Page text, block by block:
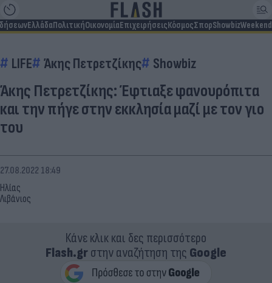
ΕλλάδαΠολιτικήΟικονομίαΕπιχειρήσειςΚόσμοςΣπορShowbizWeekend
LIFE Άκης Πετρετζίκης Showbiz
Άκης Πετρετζίκης: Έφτιαξε φανουρόπιτα
και την πήγε στην εκκλησία μαζί με τον γιο
του
Ηλίας
Λιβάνιος
27.08.2022 18:49
Κάνε κλικ και δες περισσότερο
Flash.grστην αναζήτηση της Google